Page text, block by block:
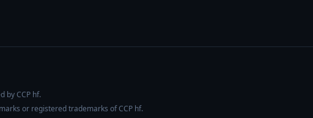
by CCP hf.
or registered trademarks of CCP hf.